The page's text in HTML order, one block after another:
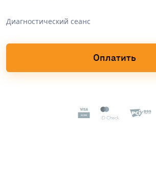
Диагностический сеанс
Оплатить